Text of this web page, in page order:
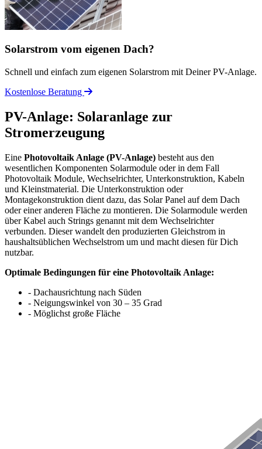
Solarstrom vom eigenen Dach?
Schnell und einfach zum eigenen Solarstrom mit Deiner PV-Anlage.
Kostenlose Beratung
PV-Anlage: Solaranlage zur
Stromerzeugung
Eine Photovoltaik Anlage (PV-Anlage) besteht aus den
wesentlichen Komponenten Solarmodule oder in dem Fall
Photovoltaik Module, Wechselrichter, Unterkonstruktion, Kabeln
und Kleinstmaterial. Die Unterkonstruktion oder
Montagekonstruktion dient dazu, das Solar Panel auf dem Dach
oder einer anderen Fläche zu montieren. Die Solarmodule werden
über Kabel auch Strings genannt mit dem Wechselrichter
verbunden. Dieser wandelt den produzierten Gleichstrom in
haushaltsüblichen Wechselstrom um und macht diesen für Dich
nutzbar.
Optimale Bedingungen für eine Photovoltaik Anlage:
- Dachausrichtung nach Süden
- Neigungswinkel von 30 – 35 Grad
- Möglichst große Fläche